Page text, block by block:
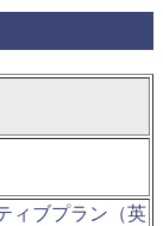
ィブプラン（英